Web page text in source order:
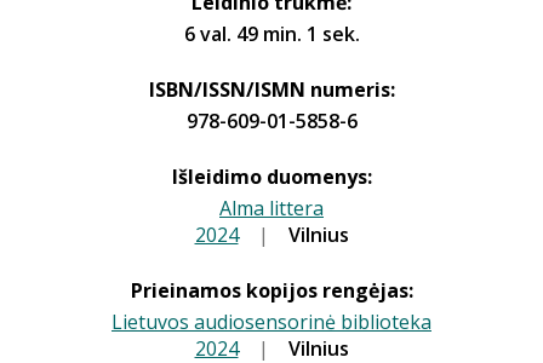
6 val. 49 min. 1 sek.
ISBN/ISSN/ISMN numeris:
978-609-01-5858-6
Išleidimo duomenys:
Alma littera
2024 | Vilnius
Prieinamos kopijos rengėjas:
Lietuvos audiosensorinė biblioteka
2024 | Vilnius